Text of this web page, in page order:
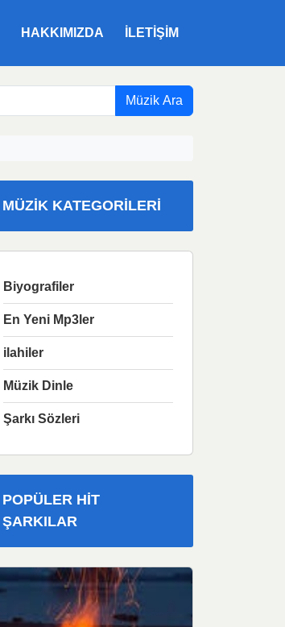
HAKKIMIZDA İLETIŞIM
Müzik Ara
MÜZIK KATEGORILERI
Biyografiler
En Yeni Mp3ler
ilahiler
Müzik Dinle
Şarkı Sözleri
POPÜLER HIT
ŞARKILAR